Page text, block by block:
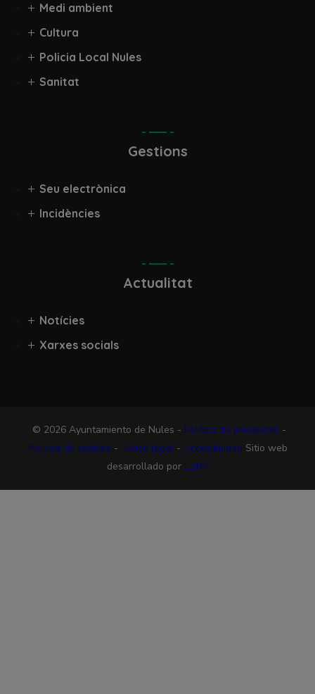
Medi ambient
Cultura
Policia Local Nules
Sanitat
Gestions
Seu electrònica
Incidències
Actualitat
Notícies
Xarxes socials
© 2026 Ayuntamiento de Nules - Política de privacidad -
Política de cookies - Aviso legal- Accesibilidad Sitio web
desarrollado por ESPA